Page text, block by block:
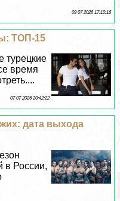
09 07 2026 17:10:16
ТОП-15
турецкие
время
07 07 2026 20:42:22
дата выхода
в России,